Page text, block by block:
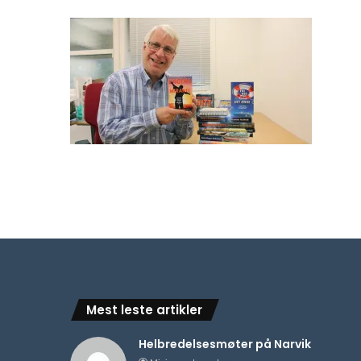
Mest leste artikler
Helbredelsesmøter på Narvik